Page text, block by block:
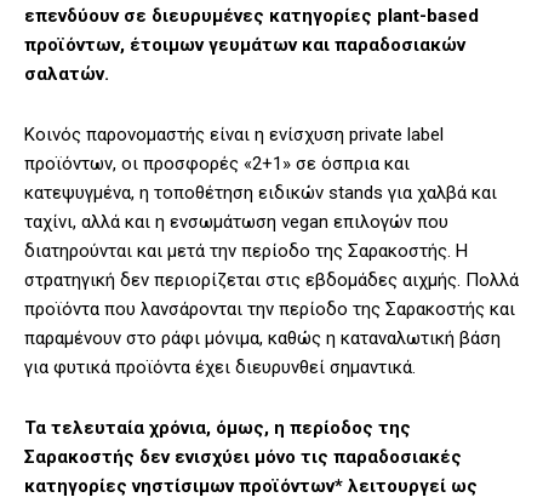
επενδύουν σε διευρυμένες κατηγορίες plant-based
προϊόντων, έτοιμων γευμάτων και παραδοσιακών
σαλατών.
Κοινός παρονομαστής είναι η ενίσχυση private label
προϊόντων, οι προσφορές «2+1» σε όσπρια και
κατεψυγμένα, η τοποθέτηση ειδικών stands για χαλβά και
ταχίνι, αλλά και η ενσωμάτωση vegan επιλογών που
διατηρούνται και μετά την περίοδο της Σαρακοστής. Η
στρατηγική δεν περιορίζεται στις εβδομάδες αιχμής. Πολλά
προϊόντα που λανσάρονται την περίοδο της Σαρακοστής και
παραμένουν στο ράφι μόνιμα, καθώς η καταναλωτική βάση
για φυτικά προϊόντα έχει διευρυνθεί σημαντικά.
Τα τελευταία χρόνια, όμως, η περίοδος της
Σαρακοστής δεν ενισχύει μόνο τις παραδοσιακές
κατηγορίες νηστίσιμων προϊόντων* λειτουργεί ως